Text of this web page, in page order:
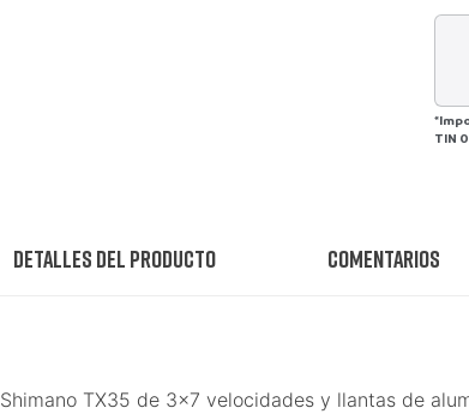
TIN
Detalles del producto Comentarios
TX35 de 3x7 velocidades y llantas de